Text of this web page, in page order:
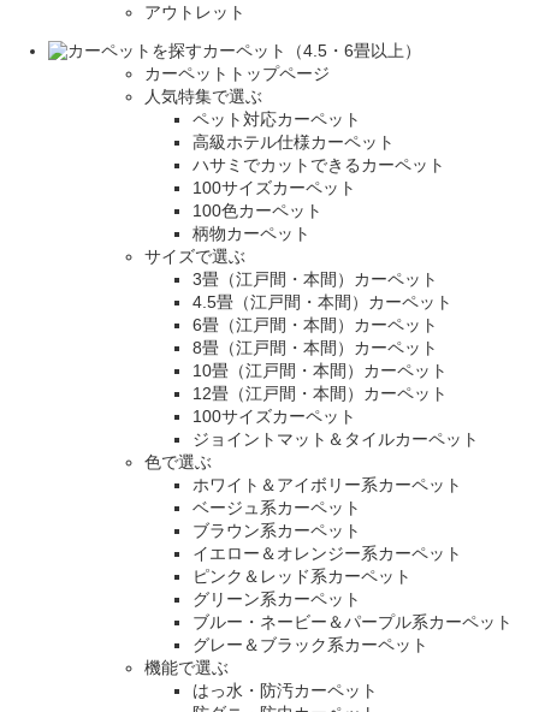
アウトレット
カーペット（4.5・6畳以上）
カーペットトップページ
人気特集で選ぶ
ペット対応カーペット
高級ホテル仕様カーペット
ハサミでカットできるカーペット
100サイズカーペット
100色カーペット
柄物カーペット
サイズで選ぶ
3畳（江戸間・本間）カーペット
4.5畳（江戸間・本間）カーペット
6畳（江戸間・本間）カーペット
8畳（江戸間・本間）カーペット
10畳（江戸間・本間）カーペット
12畳（江戸間・本間）カーペット
100サイズカーペット
ジョイントマット＆タイルカーペット
色で選ぶ
ホワイト＆アイボリー系カーペット
ベージュ系カーペット
ブラウン系カーペット
イエロー＆オレンジー系カーペット
ピンク＆レッド系カーペット
グリーン系カーペット
ブルー・ネービー＆パープル系カーペット
グレー＆ブラック系カーペット
機能で選ぶ
はっ水・防汚カーペット